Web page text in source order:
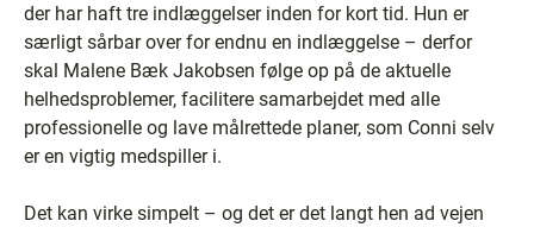
der har haft tre indlæggelser inden for kort tid. Hun er
særligt sårbar over for endnu en indlæggelse – derfor
skal Malene Bæk Jakobsen følge op på de aktuelle
helhedsproblemer, facilitere samarbejdet med alle
professionelle og lave målrettede planer, som Conni selv
er en vigtig medspiller i.
Det kan virke simpelt – og det er det langt hen ad vejen